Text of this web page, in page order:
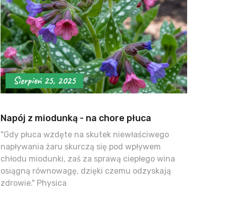
Sierpień 25, 2025
Napój z miodunką - na chore płuca
"Gdy płuca wzdęte na skutek niewłaściwego
napływania żaru skurczą się pod wpływem
chłodu miodunki, zaś za sprawą ciepłego wina
osiągną równowagę, dzięki czemu odzyskają
zdrowie." Physica